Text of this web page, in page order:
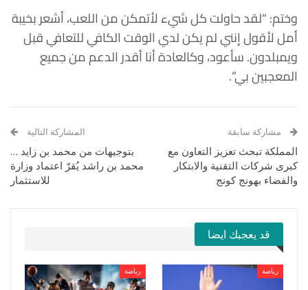
وختم: “لقد حاولت كل شيء لأتمكن من اللعب، أشعر بخيبة
أمل لأقول إنني لم يكن لدي الوقت الكافي للتعافي قبل
ويمبلدون. سأعود، وكالعادة أنا أقدر الدعم من جميع
المعجبين بي”.
مشاركة سابقة
المملكة تبحث تعزيز التعاون مع
كبرى شركات التقنية والابتكار
والفضاء بهونج كونج
المشاركة التالية
بتوجيهات من محمد بن زايد …
محمد بن راشد يُقرّ اعتماد وزارة
للاستثمار
قد يعجبك ايضا
رياضة رياضة